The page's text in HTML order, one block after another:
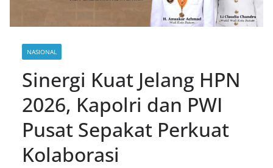
NASIONAL
Sinergi Kuat Jelang HPN
2026, Kapolri dan PWI
Pusat Sepakat Perkuat
Kolaborasi